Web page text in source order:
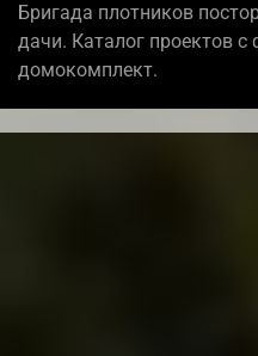
Бригада плотников
дачи. Каталог проектов
домокомплект.